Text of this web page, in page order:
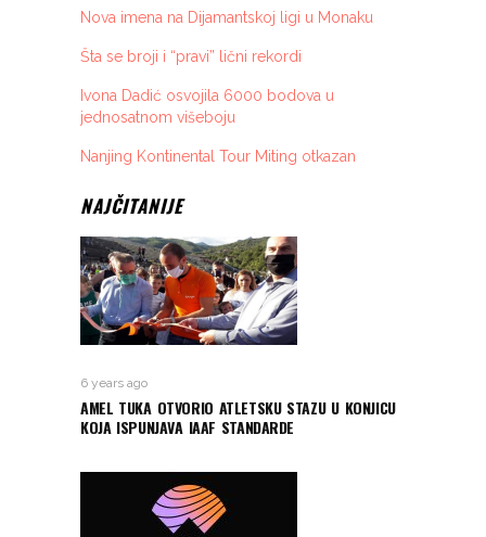
Nova imena na Dijamantskoj ligi u Monaku
Šta se broji i “pravi” lični rekordi
Ivona Dadić osvojila 6000 bodova u
jednosatnom višeboju
Nanjing Kontinental Tour Miting otkazan
NAJČITANIJE
6 years ago
AMEL TUKA OTVORIO ATLETSKU STAZU U KONJICU
KOJA ISPUNJAVA IAAF STANDARDE